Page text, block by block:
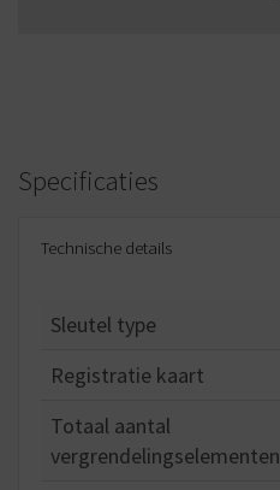
Specificaties
Technische details
Sleutel type
Registratie kaart
Totaal aantal
vergrendelingselementen